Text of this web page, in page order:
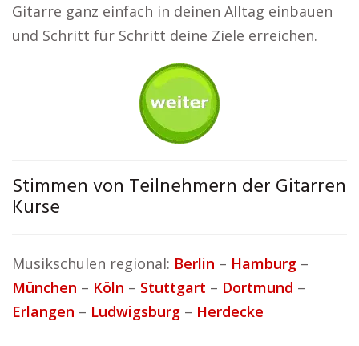
Gitarre ganz einfach in deinen Alltag einbauen
und Schritt für Schritt deine Ziele erreichen.
Stimmen von Teilnehmern der Gitarren
Kurse
Musikschulen regional: Berlin – Hamburg –
München – Köln – Stuttgart – Dortmund –
Erlangen – Ludwigsburg – Herdecke